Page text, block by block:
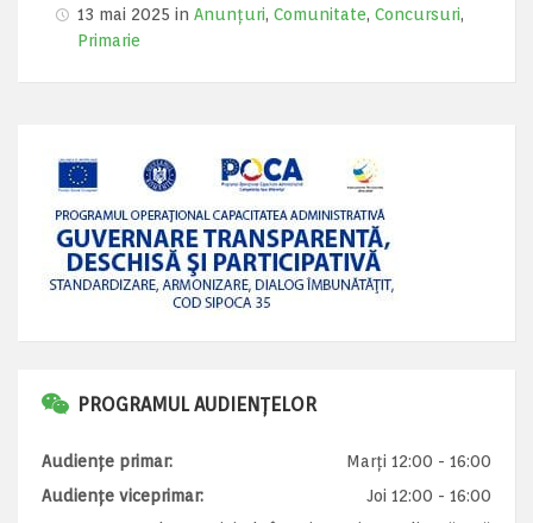
13 mai 2025 in Anunțuri, Comunitate, Concursuri,
Primarie
PROGRAMUL AUDIENȚELOR
Audiențe primar:
Marți 12:00 - 16:00
Audiențe viceprimar:
Joi 12:00 - 16:00